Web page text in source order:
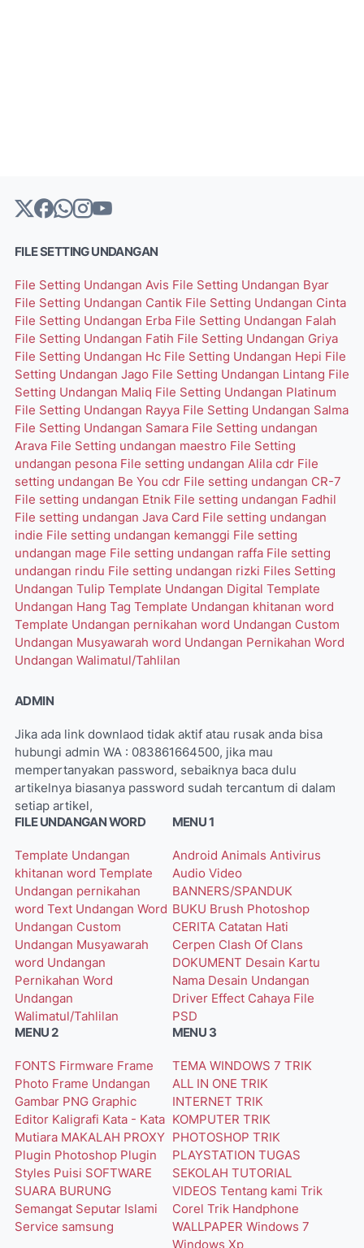
FILE SETTING UNDANGAN
File Setting Undangan Avis File Setting Undangan Byar
File Setting Undangan Cantik File Setting Undangan Cinta
File Setting Undangan Erba File Setting Undangan Falah
File Setting Undangan Fatih File Setting Undangan Griya
File Setting Undangan Hc File Setting Undangan Hepi File
Setting Undangan Jago File Setting Undangan Lintang File
Setting Undangan Maliq File Setting Undangan Platinum
File Setting Undangan Rayya File Setting Undangan Salma
File Setting Undangan Samara File Setting undangan
Arava File Setting undangan maestro File Setting
undangan pesona File setting undangan Alila cdr File
setting undangan Be You cdr File setting undangan CR-7
File setting undangan Etnik File setting undangan Fadhil
File setting undangan Java Card File setting undangan
indie File setting undangan kemanggi File setting
undangan mage File setting undangan raffa File setting
undangan rindu File setting undangan rizki Files Setting
Undangan Tulip Template Undangan Digital Template
Undangan Hang Tag Template Undangan khitanan word
Template Undangan pernikahan word Undangan Custom
Undangan Musyawarah word Undangan Pernikahan Word
Undangan Walimatul/Tahlilan
ADMIN
Jika ada link downlaod tidak aktif atau rusak anda bisa
hubungi admin WA : 083861664500, jika mau
mempertanyakan password, sebaiknya baca dulu
artikelnya biasanya password sudah tercantum di dalam
setiap artikel,
FILE UNDANGAN WORD
Template Undangan
khitanan word Template
Undangan pernikahan
word Text Undangan Word
Undangan Custom
Undangan Musyawarah
word Undangan
Pernikahan Word
Undangan
Walimatul/Tahlilan
MENU 1
Android Animals Antivirus
Audio Video
BANNERS/SPANDUK
BUKU Brush Photoshop
CERITA Catatan Hati
Cerpen Clash Of Clans
DOKUMENT Desain Kartu
Nama Desain Undangan
Driver Effect Cahaya File
PSD
MENU 2
FONTS Firmware Frame
Photo Frame Undangan
Gambar PNG Graphic
Editor Kaligrafi Kata - Kata
Mutiara MAKALAH PROXY
Plugin Photoshop Plugin
Styles Puisi SOFTWARE
SUARA BURUNG
Semangat Seputar Islami
Service samsung
MENU 3
TEMA WINDOWS 7 TRIK
ALL IN ONE TRIK
INTERNET TRIK
KOMPUTER TRIK
PHOTOSHOP TRIK
PLAYSTATION TUGAS
SEKOLAH TUTORIAL
VIDEOS Tentang kami Trik
Corel Trik Handphone
WALLPAPER Windows 7
Windows Xp